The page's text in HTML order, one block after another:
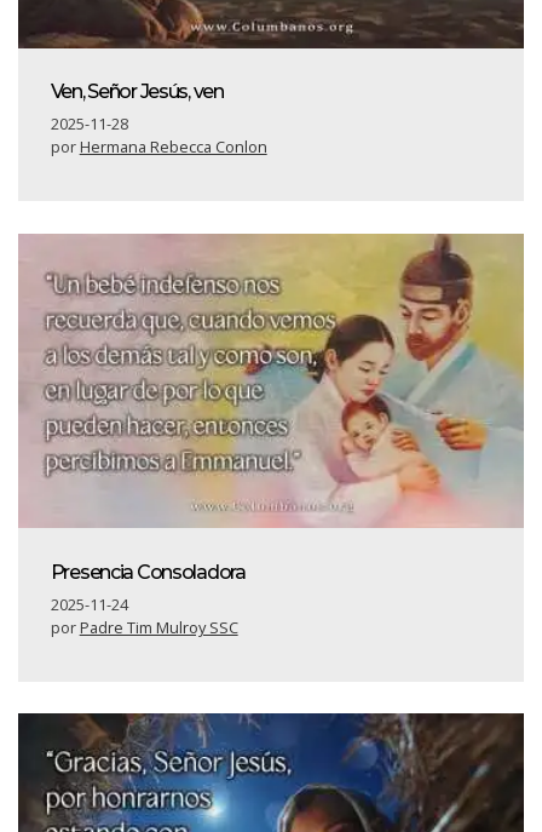
Ven, Señor Jesús, ven
2025-11-28
porHermana Rebecca Conlon
Presencia Consoladora
2025-11-24
porPadre Tim Mulroy SSC